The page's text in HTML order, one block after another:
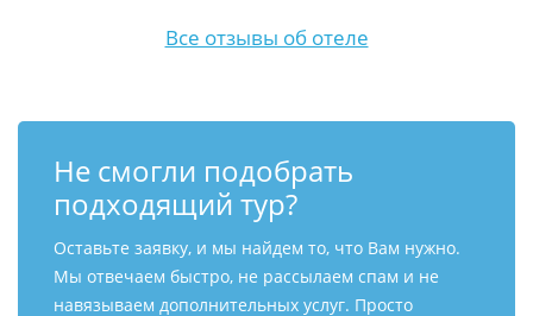
Все отзывы об отеле
Не смогли подобрать
подходящий тур?
Оставьте заявку, и мы найдем то, что Вам нужно.
Мы отвечаем быстро, не рассылаем спам и не
навязываем дополнительных услуг. Просто